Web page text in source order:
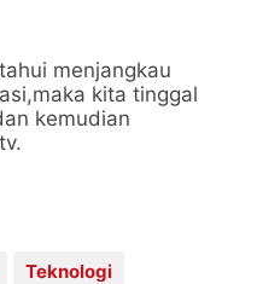
menjangkau
kita tinggal
kemudian
Teknologi